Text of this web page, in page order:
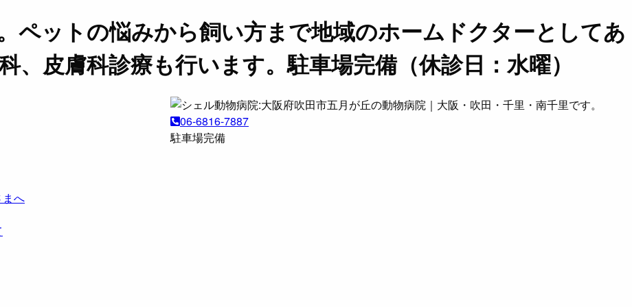
ペットの悩みから飼い方まで地域のホームドクターとしてあ
、皮膚科診療も行います。駐車場完備（休診日：水曜）
06-6816-7887
駐車場完備
へ